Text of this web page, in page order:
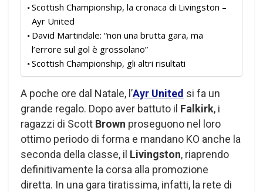
Scottish Championship, la cronaca di Livingston –
Ayr United
David Martindale: “non una brutta gara, ma
l’errore sul gol è grossolano”
Scottish Championship, gli altri risultati
A poche ore dal Natale, l’Ayr United si fa un
grande regalo. Dopo aver battuto il Falkirk, i
ragazzi di Scott Brown proseguono nel loro
ottimo periodo di forma e mandano KO anche la
seconda della classe, il Livingston, riaprendo
definitivamente la corsa alla promozione
diretta. In una gara tiratissima, infatti, la rete di